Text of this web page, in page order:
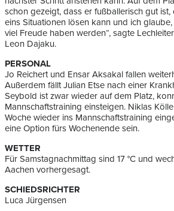
schon gezeigt, dass er fußballerisch gut
eins Situationen lösen kann und ich
viel Freude haben werden“, sagte
Leon Dajaku.
PERSONAL
Jo Reichert und Ensar Aksakal fallen
Außerdem fällt Julian Etse nach einer
Seybold ist zwar wieder auf dem Platz,
Mannschaftstraining einsteigen. Niklas
Woche wieder ins Mannschaftstraining
eine Option fürs Wochenende sein.
WETTER
Für Samstagnachmittag sind 17 °C und
Aachen vorhergesagt.
SCHIEDSRICHTER
Luca Jürgensen